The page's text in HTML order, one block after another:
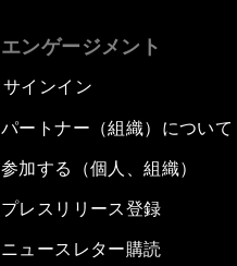
エンゲージメント
サインイン
パートナー（組織）について
参加する（個人、組織）
プレスリリース登録
ニュースレター購読